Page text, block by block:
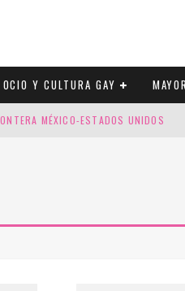
OCIO Y CULTURA GAY
MÉXICO-ESTADOS UNIDOS